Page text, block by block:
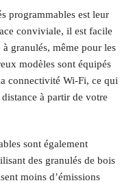
programmables est leur
conviviale, il est facile
granulés, même pour les
modèles sont équipés
connectivité Wi-Fi, ce qui
à partir de votre
sont également
des granulés de bois
moins d’émissions